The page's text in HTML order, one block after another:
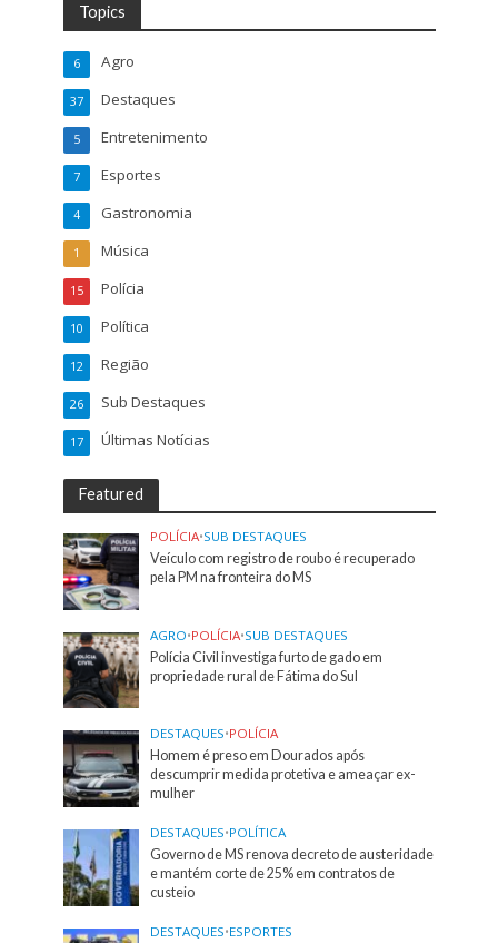
Topics
Agro
6
Destaques
37
Entretenimento
5
Esportes
7
Gastronomia
4
Música
1
Polícia
15
Política
10
Região
12
Sub Destaques
26
Últimas Notícias
17
Featured
POLÍCIA•SUB DESTAQUES
Veículo com registro de roubo é recuperado
pela PM na fronteira do MS
AGRO•POLÍCIA•SUB DESTAQUES
Polícia Civil investiga furto de gado em
propriedade rural de Fátima do Sul
DESTAQUES•POLÍCIA
Homem é preso em Dourados após
descumprir medida protetiva e ameaçar ex-
mulher
DESTAQUES•POLÍTICA
Governo de MS renova decreto de austeridade
e mantém corte de 25% em contratos de
custeio
DESTAQUES•ESPORTES